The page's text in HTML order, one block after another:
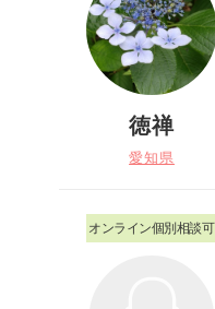
徳禅
愛知県
オンライン個別相談可